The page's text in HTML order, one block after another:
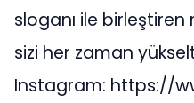
sloganı ile birleştiren
sizi her zaman
Instagram: https://